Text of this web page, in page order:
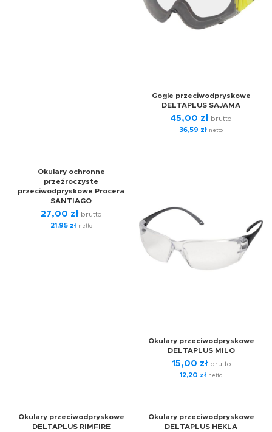
Gogle przeciwodpryskowe
DELTAPLUS SAJAMA
45,00 zł brutto
36,59 zł netto
Okulary ochronne
przeźroczyste
przeciwodpryskowe Procera
SANTIAGO
27,00 zł brutto
21,95 złnetto
Okulary przeciwodpryskowe
DELTAPLUS MILO
15,00 zł brutto
12,20 zł netto
Okulary przeciwodpryskowe
DELTAPLUS RIMFIRE
Okulary przeciwodpryskowe
DELTAPLUS HEKLA